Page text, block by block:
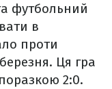
футбольний
в
проти
Ця гра
2:0.